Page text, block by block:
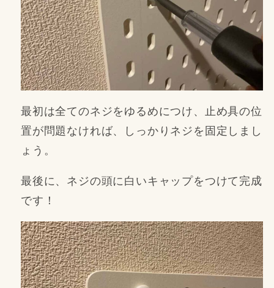
最初は全てのネジをゆるめにつけ、止め具の位
置が問題なければ、しっかりネジを固定しまし
ょう。
最後に、ネジの頭に白いキャップをつけて完成
です！